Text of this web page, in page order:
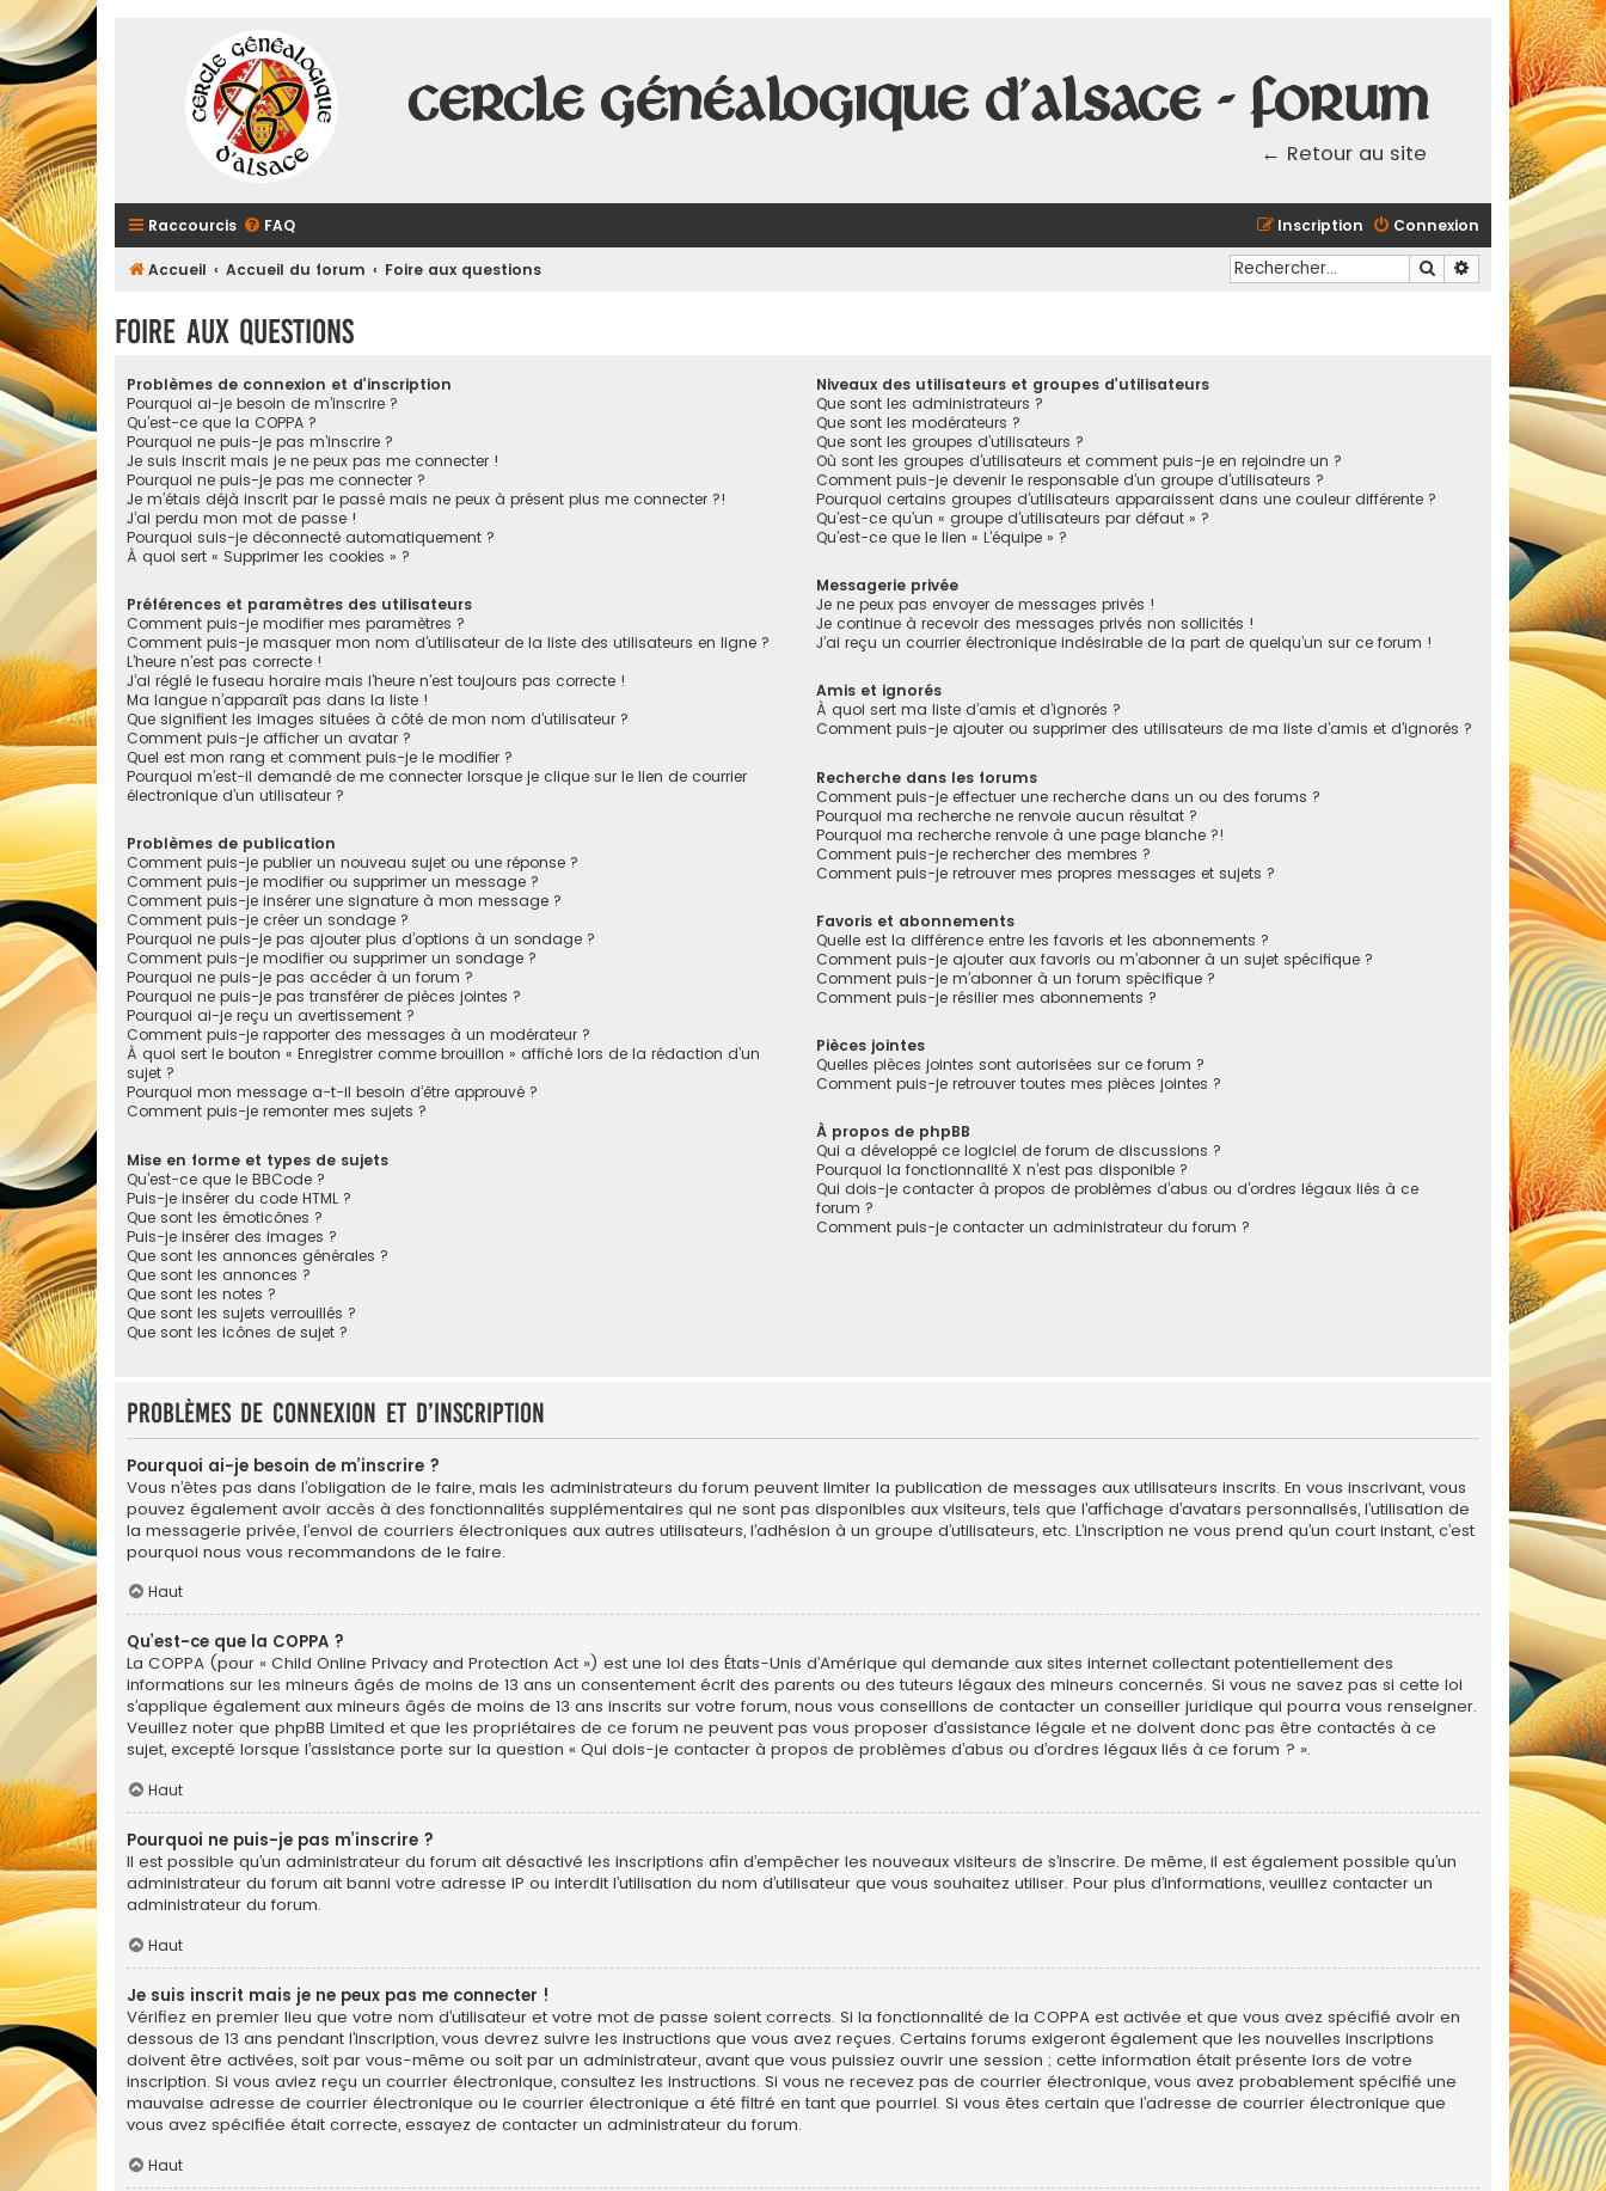
Cercle Généalogique d'Alsace - Forum
← Retour au site
Raccourcis FAQ Connexion
Inscription
Accueil Accueil du forum Foire aux questions Rechercher
Recherche
Foire aux questions
Problèmes de connexion et d’inscription
Pourquoi ai-je besoin de m’inscrire ?
Qu’est-ce que la COPPA ?
Pourquoi ne puis-je pas m’inscrire ?
Je suis inscrit mais je ne peux pas me connecter !
Pourquoi ne puis-je pas me connecter ?
Je m’étais déjà inscrit par le passé mais ne peux à présent plus me connecter ?!
J’ai perdu mon mot de passe !
Pourquoi suis-je déconnecté automatiquement ?
À quoi sert « Supprimer les cookies » ?
Préférences et paramètres des utilisateurs
Comment puis-je modifier mes paramètres ?
Comment puis-je masquer mon nom d’utilisateur de la liste des utilisateurs en ligne ?
L’heure n’est pas correcte !
J’ai réglé le fuseau horaire mais l’heure n’est toujours pas correcte !
Ma langue n’apparaît pas dans la liste !
Que signifient les images situées à côté de mon nom d’utilisateur ?
Comment puis-je afficher un avatar ?
Quel est mon rang et comment puis-je le modifier ?
Pourquoi m’est-il demandé de me connecter lorsque je clique sur le lien de courrier
électronique d’un utilisateur ?
Problèmes de publication
Comment puis-je publier un nouveau sujet ou une réponse ?
Comment puis-je modifier ou supprimer un message ?
Comment puis-je insérer une signature à mon message ?
Comment puis-je créer un sondage ?
Pourquoi ne puis-je pas ajouter plus d’options à un sondage ?
Comment puis-je modifier ou supprimer un sondage ?
Pourquoi ne puis-je pas accéder à un forum ?
Pourquoi ne puis-je pas transférer de pièces jointes ?
Pourquoi ai-je reçu un avertissement ?
Comment puis-je rapporter des messages à un modérateur ?
À quoi sert le bouton « Enregistrer comme brouillon » affiché lors de la rédaction d’un
sujet ?
Pourquoi mon message a-t-il besoin d’être approuvé ?
Comment puis-je remonter mes sujets ?
Mise en forme et types de sujets
Qu’est-ce que le BBCode ?
Puis-je insérer du code HTML ?
Que sont les émoticônes ?
Puis-je insérer des images ?
Que sont les annonces générales ?
Que sont les annonces ?
Que sont les notes ?
Que sont les sujets verrouillés ?
Que sont les icônes de sujet ?
Niveaux des utilisateurs et groupes d’utilisateurs
Que sont les administrateurs ?
Que sont les modérateurs ?
Que sont les groupes d’utilisateurs ?
Où sont les groupes d’utilisateurs et comment puis-je en rejoindre un ?
Comment puis-je devenir le responsable d’un groupe d’utilisateurs ?
Pourquoi certains groupes d’utilisateurs apparaissent dans une couleur différente ?
Qu’est-ce qu’un « groupe d’utilisateurs par défaut » ?
Qu’est-ce que le lien « L’équipe » ?
Messagerie privée
Je ne peux pas envoyer de messages privés !
Je continue à recevoir des messages privés non sollicités !
J’ai reçu un courrier électronique indésirable de la part de quelqu’un sur ce forum !
Amis et ignorés
À quoi sert ma liste d’amis et d’ignorés ?
Comment puis-je ajouter ou supprimer des utilisateurs de ma liste d’amis et d’ignorés ?
Recherche dans les forums
Comment puis-je effectuer une recherche dans un ou des forums ?
Pourquoi ma recherche ne renvoie aucun résultat ?
Pourquoi ma recherche renvoie à une page blanche ?!
Comment puis-je rechercher des membres ?
Comment puis-je retrouver mes propres messages et sujets ?
Favoris et abonnements
Quelle est la différence entre les favoris et les abonnements ?
Comment puis-je ajouter aux favoris ou m’abonner à un sujet spécifique ?
Comment puis-je m’abonner à un forum spécifique ?
Comment puis-je résilier mes abonnements ?
Pièces jointes
Quelles pièces jointes sont autorisées sur ce forum ?
Comment puis-je retrouver toutes mes pièces jointes ?
À propos de phpBB
Qui a développé ce logiciel de forum de discussions ?
Pourquoi la fonctionnalité X n’est pas disponible ?
Qui dois-je contacter à propos de problèmes d’abus ou d’ordres légaux liés à ce
forum ?
Comment puis-je contacter un administrateur du forum ?
Problèmes de connexion et d’inscription
Pourquoi ai-je besoin de m’inscrire ?
Vous n’êtes pas dans l’obligation de le faire, mais les administrateurs du forum peuvent limiter la publication de messages aux utilisateurs inscrits. En vous inscrivant, vous
pouvez également avoir accès à des fonctionnalités supplémentaires qui ne sont pas disponibles aux visiteurs, tels que l’affichage d’avatars personnalisés, l’utilisation de
la messagerie privée, l’envoi de courriers électroniques aux autres utilisateurs, l’adhésion à un groupe d’utilisateurs, etc. L’inscription ne vous prend qu’un court instant, c’est
pourquoi nous vous recommandons de le faire.
Haut
Qu’est-ce que la COPPA ?
La COPPA (pour « Child Online Privacy and Protection Act ») est une loi des États-Unis d’Amérique qui demande aux sites internet collectant potentiellement des
informations sur les mineurs âgés de moins de 13 ans un consentement écrit des parents ou des tuteurs légaux des mineurs concernés. Si vous ne savez pas si cette loi
s’applique également aux mineurs âgés de moins de 13 ans inscrits sur votre forum, nous vous conseillons de contacter un conseiller juridique qui pourra vous renseigner.
Veuillez noter que phpBB Limited et que les propriétaires de ce forum ne peuvent pas vous proposer d’assistance légale et ne doivent donc pas être contactés à ce
sujet, excepté lorsque l’assistance porte sur la question « Qui dois-je contacter à propos de problèmes d’abus ou d’ordres légaux liés à ce forum ? ».
Haut
Pourquoi ne puis-je pas m’inscrire ?
Il est possible qu’un administrateur du forum ait désactivé les inscriptions afin d’empêcher les nouveaux visiteurs de s’inscrire. De même, il est également possible qu’un
administrateur du forum ait banni votre adresse IP ou interdit l’utilisation du nom d’utilisateur que vous souhaitez utiliser. Pour plus d’informations, veuillez contacter un
administrateur du forum.
Haut
Je suis inscrit mais je ne peux pas me connecter !
Vérifiez en premier lieu que votre nom d’utilisateur et votre mot de passe soient corrects. Si la fonctionnalité de la COPPA est activée et que vous avez spécifié avoir en
dessous de 13 ans pendant l’inscription, vous devrez suivre les instructions que vous avez reçues. Certains forums exigeront également que les nouvelles inscriptions
doivent être activées, soit par vous-même ou soit par un administrateur, avant que vous puissiez ouvrir une session ; cette information était présente lors de votre
inscription. Si vous aviez reçu un courrier électronique, consultez les instructions. Si vous ne recevez pas de courrier électronique, vous avez probablement spécifié une
mauvaise adresse de courrier électronique ou le courrier électronique a été filtré en tant que pourriel. Si vous êtes certain que l’adresse de courrier électronique que
vous avez spécifiée était correcte, essayez de contacter un administrateur du forum.
Haut